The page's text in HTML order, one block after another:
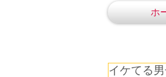
ホ
イケてる